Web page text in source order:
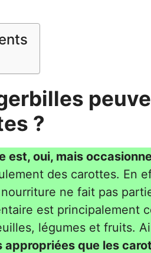
?
est, oui, mais
des carottes. En
ne fait pas
est principalement
légumes et fruits.
appropriées que les